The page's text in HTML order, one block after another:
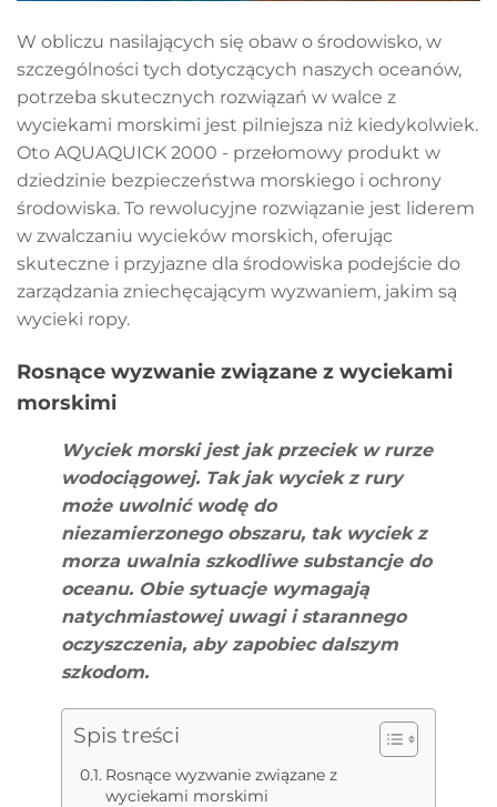
W obliczu nasilających się obaw o środowisko, w
szczególności tych dotyczących naszych oceanów,
potrzeba skutecznych rozwiązań w walce z
wyciekami morskimi jest pilniejsza niż kiedykolwiek.
Oto AQUAQUICK 2000 - przełomowy produkt w
dziedzinie bezpieczeństwa morskiego i ochrony
środowiska. To rewolucyjne rozwiązanie jest liderem
w zwalczaniu wycieków morskich, oferując
skuteczne i przyjazne dla środowiska podejście do
zarządzania zniechęcającym wyzwaniem, jakim są
wycieki ropy.
Rosnące wyzwanie związane z wyciekami
morskimi
Wyciek morski jest jak przeciek w rurze
wodociągowej. Tak jak wyciek z rury
może uwolnić wodę do
niezamierzonego obszaru, tak wyciek z
morza uwalnia szkodliwe substancje do
oceanu. Obie sytuacje wymagają
natychmiastowej uwagi i starannego
oczyszczenia, aby zapobiec dalszym
szkodom.
Spis treści
Rosnące wyzwanie związane z
wyciekami morskimi